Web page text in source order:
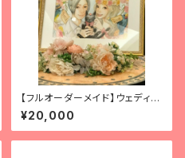
【フルオーダーメイド】ウェディン
グウェルカムボード
¥20,000